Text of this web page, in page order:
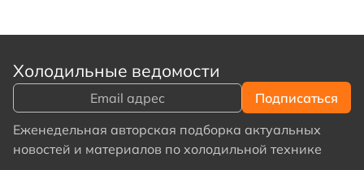
Холодильные ведомости
Еженедельная авторская подборка актуальных
новостей и материалов по холодильной технике